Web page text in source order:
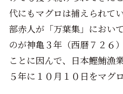
代にもマグロは捕えられて
部赤人が「万葉集」におい
のが神亀３年（西暦７２６
ことに因んで、日本鰹鮪漁
５年に１０月１０日をマグ